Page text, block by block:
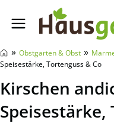
» Obstgarten & Obst »
Speisestärke, Tortenguss & Co
Kirschen
Speisestärke,